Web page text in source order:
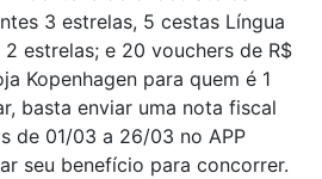
3 estrelas, 5 cestas Língua
estrelas; e 20 vouchers de R$
Kopenhagen para quem é 1
basta enviar uma nota fiscal
de 01/03 a 26/03 no APP
seu benefício para concorrer.